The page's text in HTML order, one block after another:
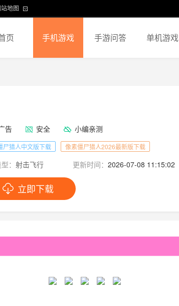
站地图
页 手机游戏 手游问答 单机游戏
告 安全 小编亲测
尸猎人中文版下载 像素僵尸猎人2026最新版下载
： 射击飞行 更新时间： 2026-07-08 11:15:02
立即下载